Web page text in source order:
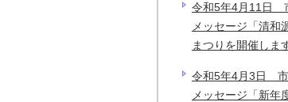
令和5年4月11日
メッセージ「清和
まつりを開催しま
令和5年4月3日
メッセージ「新年